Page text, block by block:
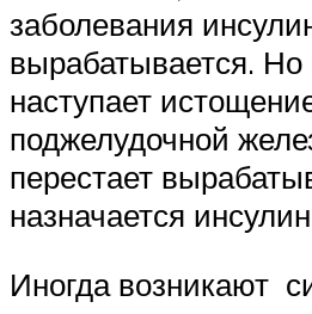
заболевания
вырабатывается.
наступает
поджелудочной
перестает
назначается
Иногда возникают